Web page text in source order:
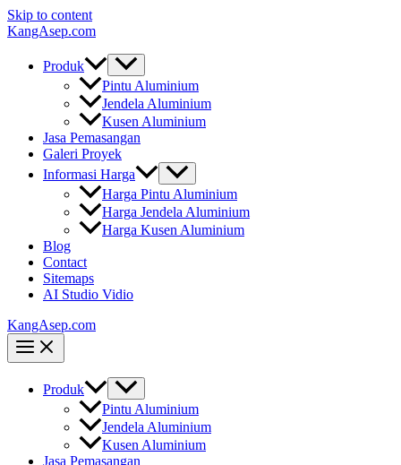
Skip to content
KangAsep.com
Produk
Pintu Aluminium
Jendela Aluminium
Kusen Aluminium
Jasa Pemasangan
Galeri Proyek
Informasi Harga
Harga Pintu Aluminium
Harga Jendela Aluminium
Harga Kusen Aluminium
Blog
Contact
Sitemaps
AI Studio Vidio
KangAsep.com
Produk
Pintu Aluminium
Jendela Aluminium
Kusen Aluminium
Jasa Pemasangan